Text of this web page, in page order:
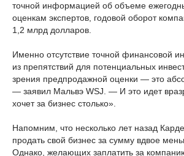
точной информацией об объеме
оценкам экспертов, годовой оборот
1,2 млрд долларов.
Именно отсутствие точной финансовой
из препятствий для потенциальных
зрения предпродажной оценки — это
— заявил Мальвэ WSJ. — И это идет
хочет за бизнес столько».
Напомним, что несколько лет назад
продать свой бизнес за сумму вдвое
Однако, желающих заплатить за